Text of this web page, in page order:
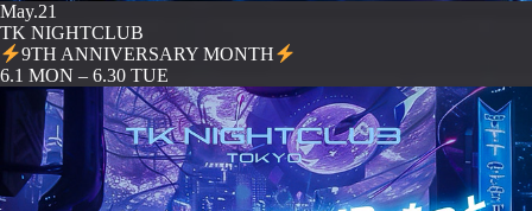
May.21
TK NIGHTCLUB
9TH ANNIVERSARY MONTH
️6.1 MON – 6.30 TUE